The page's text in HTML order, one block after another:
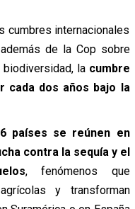
cumbres internacionales
de la Cop sobre
la cumbre
cada dos años bajo la
países se reúnen en
contra la sequía y el
, fenómenos que
y transforman